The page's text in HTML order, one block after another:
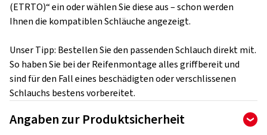
(ETRTO)“ ein oder wählen Sie diese aus – schon werden
Ihnen die kompatiblen Schläuche angezeigt.
Unser Tipp: Bestellen Sie den passenden Schlauch direkt mit.
So haben Sie bei der Reifenmontage alles griffbereit und
sind für den Fall eines beschädigten oder verschlissenen
Schlauchs bestens vorbereitet.
Angaben zur Produktsicherheit